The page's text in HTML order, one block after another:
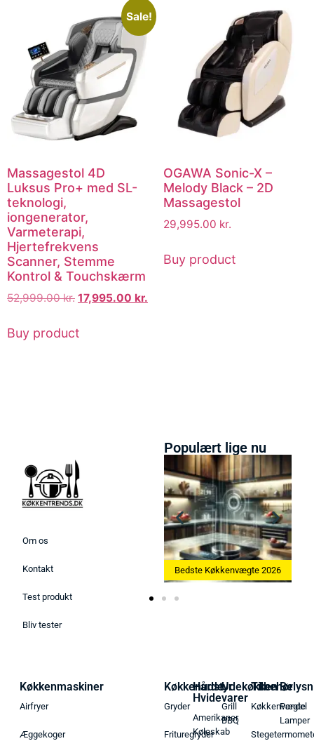
Sale!
Massagestol 4D
Luksus Pro+ med SL-
teknologi,
iongenerator,
Varmeterapi,
Hjertefrekvens
Scanner, Stemme
Kontrol & Touchskærm
52,999.00kr. 17,995.00 kr.
Buy product
OGAWA Sonic-X –
Melody Black – 2D
Massagestol
29,995.00 kr.
Buy product
Om os
Kontakt
Test produkt
Bliv tester
Populært lige nu
2026 Bedste Æggekoger 2026
Køkkenmaskiner
Airfryer
Æggekoger
Køkkenudstyr
Gryder
Frituregryder
Hårde
Hvidevarer
Amerikaner
Køleskab
Udekøkken
Grill
BBQ
Tilbehør
Køkkenvægte
Pendel
Lamper